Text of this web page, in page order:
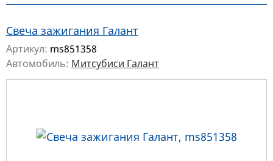
Свеча зажигания Галант
Артикул: ms851358
Автомобиль: Митсубиси Галант